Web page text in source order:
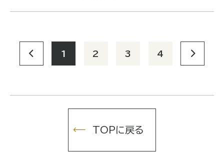
1 2 3 4
TOPに戻る